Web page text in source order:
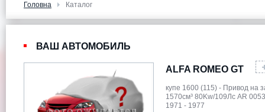
Головна Каталог
ВАШ АВТОМОБИЛЬ
ALFA ROMEO GT
купе 1600 (115) - Привод на
1570см³ 80Kw/109Лс AR
1971 - 1977